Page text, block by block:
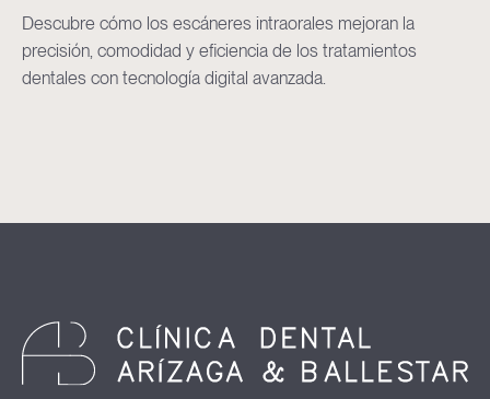
Descubre cómo los escáneres intraorales mejoran la
precisión, comodidad y eficiencia de los tratamientos
dentales con tecnología digital avanzada.